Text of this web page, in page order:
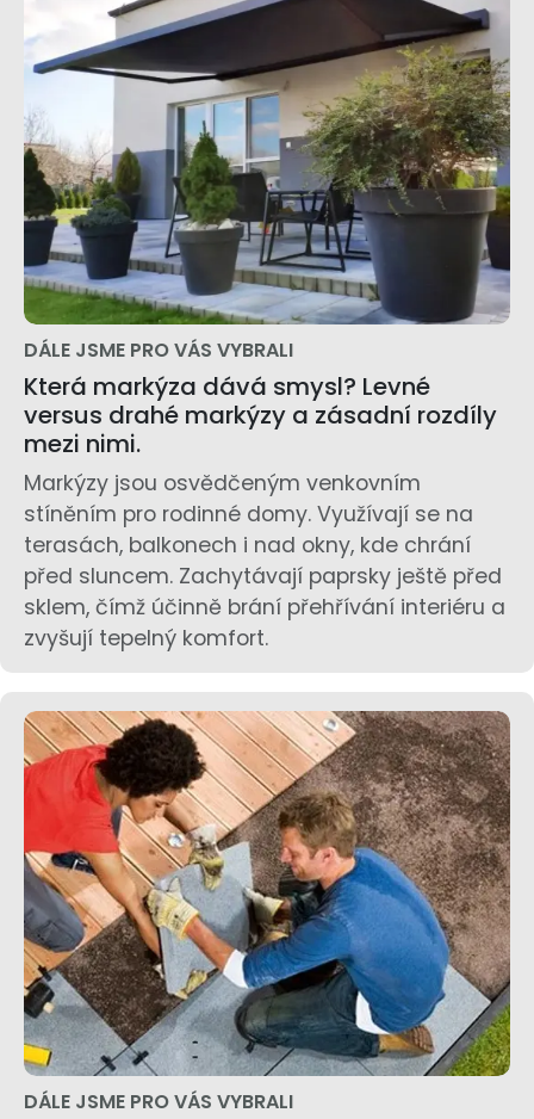
DÁLE JSME PRO VÁS VYBRALI
Která markýza dává smysl? Levné
versus drahé markýzy a zásadní rozdíly
mezi nimi.
Markýzy jsou osvědčeným venkovním
stíněním pro rodinné domy. Využívají se na
terasách, balkonech i nad okny, kde chrání
před sluncem. Zachytávají paprsky ještě před
sklem, čímž účinně brání přehřívání interiéru a
zvyšují tepelný komfort.
DÁLE JSME PRO VÁS VYBRALI